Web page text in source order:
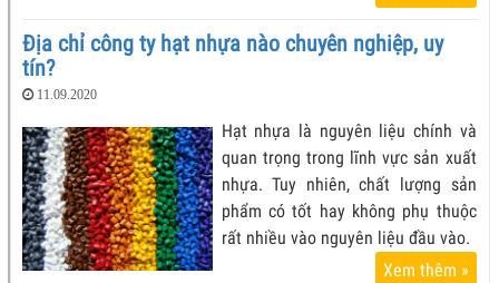
Địa chỉ công ty hạt nhựa nào chuyên nghiệp, uy
tín?
11.09.2020
Hạt nhựa là nguyên liệu chính và
quan trọng trong lĩnh vực sản xuất
nhựa. Tuy nhiên, chất lượng sản
phẩm có tốt hay không phụ thuộc
rất nhiều vào nguyên liệu đầu vào.
Xem thêm »